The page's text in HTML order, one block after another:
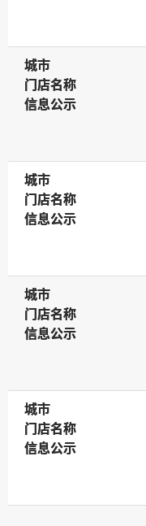
城市
城市
门店名称
门店名称
信息公示
信息公示
城市
城市
门店名称
门店名称
信息公示
信息公示
城市
城市
门店名称
门店名称
信息公示
信息公示
城市
城市
门店名称
门店名称
信息公示
信息公示